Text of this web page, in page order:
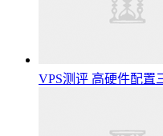
VPS测评 高硬件配置